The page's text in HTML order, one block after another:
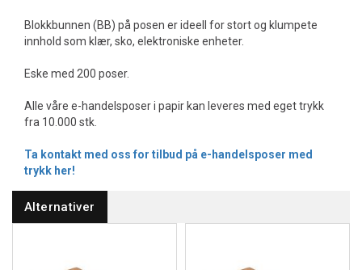
Blokkbunnen (BB) på posen er ideell for stort og klumpete
innhold som klær, sko, elektroniske enheter.
Eske med 200 poser.
Alle våre e-handelsposer i papir kan leveres med eget trykk
fra 10.000 stk.
Ta kontakt med oss for tilbud på e-handelsposer med
trykk her!
Alternativer